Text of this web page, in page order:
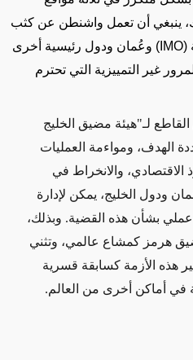
ينبغي أن تعمل واشنطن عن كثب
(IMO)
وعُمان ودول رئيسية أخرى
غير التمييزية التي تحترم
لـ"هيئة مضيق الخليج
الهدف، ومواءمة العمليات
الاقتصادي، والانخراط في
ودول الخليج، يمكن لإدارة
بشأن هذه القضية. وبذلك،
هرمز كمشاع عالمي، وتثني
هذه الأزمة كسابقة قسرية
في أماكن أخرى من العالم.